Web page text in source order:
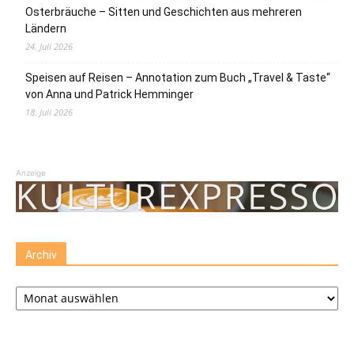
Osterbräuche – Sitten und Geschichten aus mehreren
Ländern
24. Juli 2026
Speisen auf Reisen – Annotation zum Buch „Travel & Taste“
von Anna und Patrick Hemminger
18. Juli 2026
Anzeige
Archiv
Archiv